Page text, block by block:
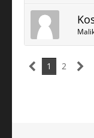
1 2